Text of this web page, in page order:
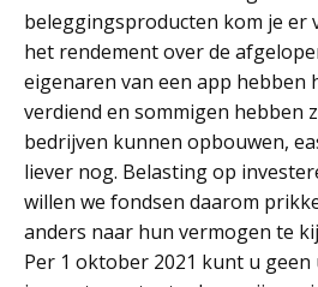
beleggingsproducten kom je er
het rendement over de
eigenaren van een app hebben
verdiend en sommigen hebben
bedrijven kunnen opbouwen,
liever nog. Belasting op
willen we fondsen daarom
anders naar hun vermogen te
Per 1 oktober 2021 kunt u